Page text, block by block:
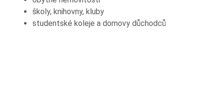
školy, knihovny, kluby
studentské koleje a domovy důchodců